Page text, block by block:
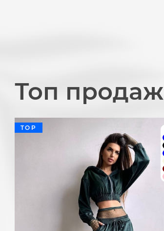
Топ продаж
TOP